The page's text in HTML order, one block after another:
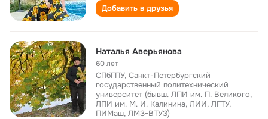
Добавить в друзья
Наталья Аверьянова
60 лет
СПбГПУ, Санкт-Петербургский
государственный политехнический
университет (бывш. ЛПИ им. П. Великого,
ЛПИ им. М. И. Калинина, ЛИИ, ЛГТУ,
ПИМаш, ЛМЗ-ВТУЗ)